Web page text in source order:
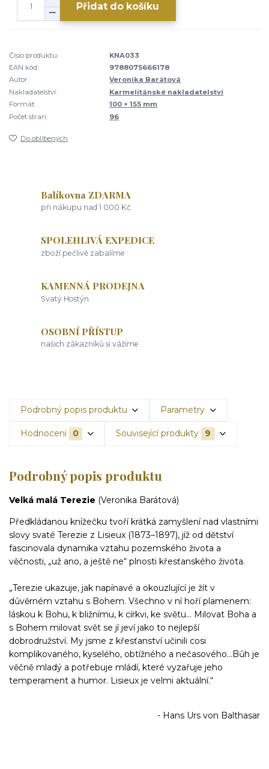
Přidat do košíku
Číslo produktu:
KNA033
EAN kód:
9788075666178
Autor:
Veronika Barátová
Nakladatelství:
Karmelitánské nakladatelství
Formát:
100 × 155 mm
Počet stran:
96
Do oblíbených
Balíkovna ZDARMA
při nákupu nad 1 000 Kč
SPOLEHLIVÁ EXPEDICE
zboží pečlivě zabalíme
KAMENNÁ PRODEJNA
Svatý Hostýn
OSOBNÍ PŘÍSTUP
našich zákazníků si vážíme
Podrobný popis produktu Parametry
Hodnocení 0 Související produkty 9
Podrobný popis produktu
Velká malá Terezie (Veronika Barátová)
Předkládanou knížečku tvoří krátká zamyšlení nad vlastními
slovy svaté Terezie z Lisieux (1873–1897), jíž od dětství
fascinovala dynamika vztahu pozemského života a
věčnosti, „už ano, a ještě ne“ plnosti křesťanského života.
„Terezie ukazuje, jak napínavé a okouzlující je žít v
důvěrném vztahu s Bohem. Všechno v ní hoří plamenem:
láskou k Bohu, k bližnímu, k církvi, ke světu… Milovat Boha a
s Bohem milovat svět se jí jeví jako to nejlepší
dobrodružství. My jsme z křesťanství učinili cosi
komplikovaného, kyselého, obtížného a nečasového…Bůh je
věčně mladý a potřebuje mládí, které vyzařuje jeho
temperament a humor. Lisieux je velmi aktuální.“
- Hans Urs von Balthasar